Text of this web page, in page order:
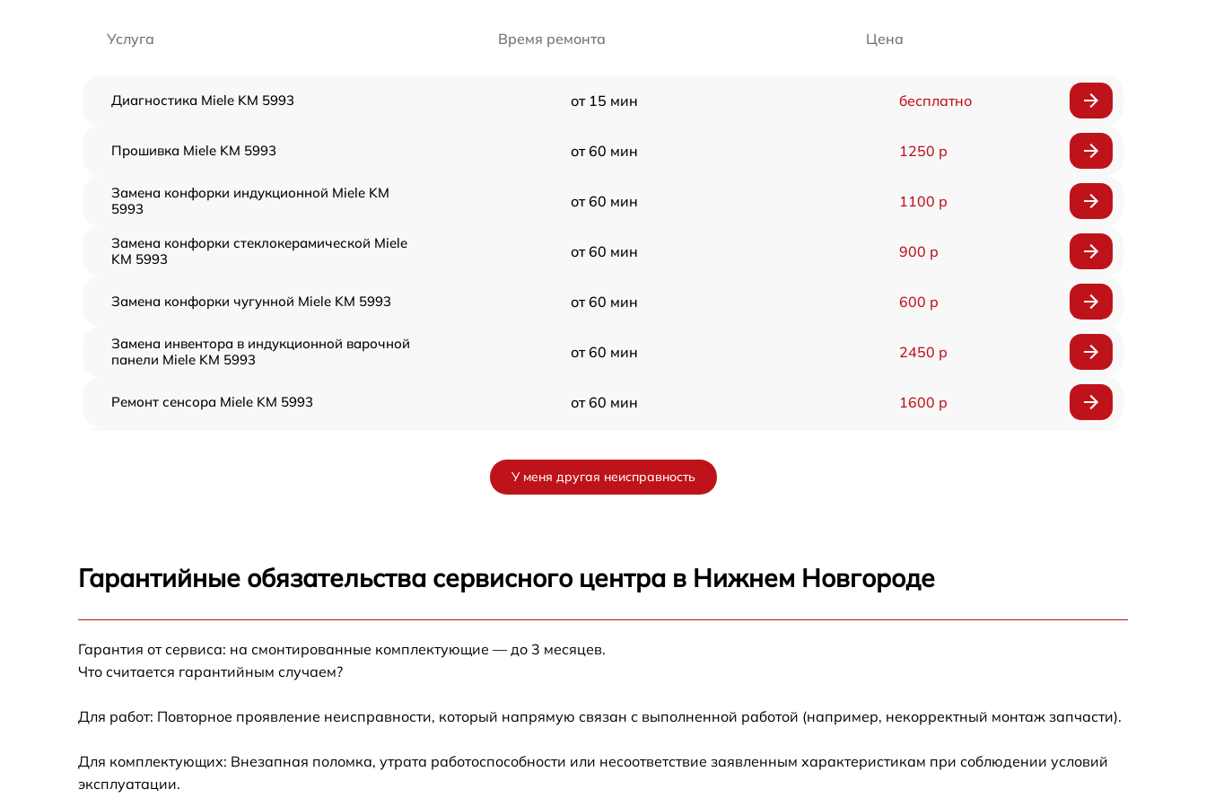
Услуга Время ремонта Цена
Диагностика Miele KM 5993 от 15 мин бесплатно
Прошивка Miele KM 5993 от 60 мин 1250 р
Замена конфорки индукционной Miele KM
5993
от 60 мин 1100 р
Замена конфорки стеклокерамической Miele
KM 5993
от 60 мин 900 р
Замена конфорки чугунной Miele KM 5993 от 60 мин 600 р
Замена инвентора в индукционной варочной
панели Miele KM 5993
от 60 мин 2450 р
Ремонт сенсора Miele KM 5993 от 60 мин 1600 р
Замена сенсора Miele KM 5993 от 60 мин
У меня другая неисправность
Гарантийные обязательства сервисного центра в Нижнем Новгороде
Гарантия от сервиса: на смонтированные комплектующие — до 3 месяцев.
Что считается гарантийным случаем?
Для работ: Повторное проявление неисправности, который напрямую связан с выполненной работой (например, некорректный монтаж запчасти).
Для комплектующих: Внезапная поломка, утрата работоспособности или несоответствие заявленным характеристикам при соблюдении условий
эксплуатации.